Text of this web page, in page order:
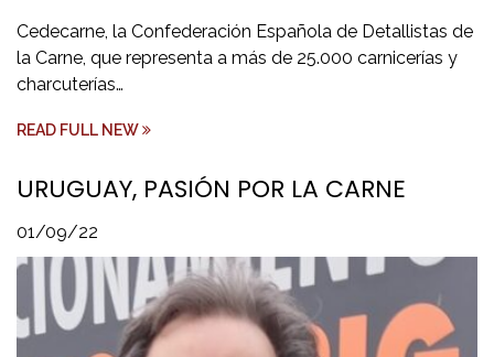
Cedecarne, la Confederación Española de Detallistas de
la Carne, que representa a más de 25.000 carnicerías y
charcuterías…
READ FULL NEW
URUGUAY, PASIÓN POR LA CARNE
01/09/22